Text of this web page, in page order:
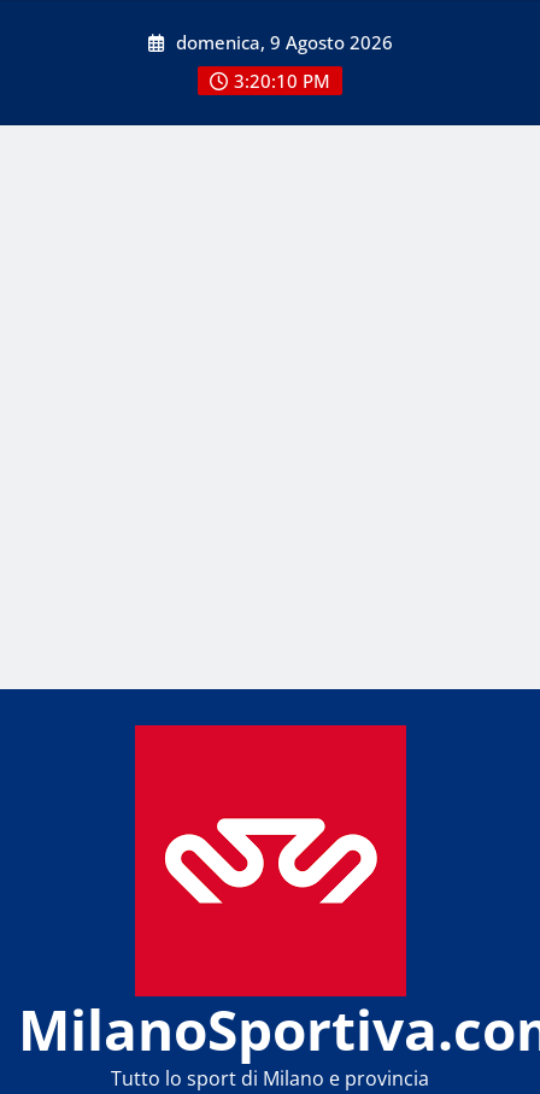
domenica, 9 Agosto 2026
3:20:10 PM
Tutto lo sport di Milano e provincia